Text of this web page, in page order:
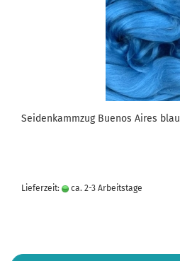
Seidenkammzug Buenos Aires blau
Lieferzeit: ca. 2-3 Arbeitstage